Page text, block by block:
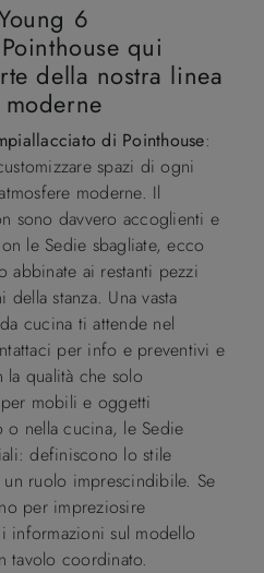
6
qui
della nostra linea
di Pointhouse:
spazi di ogni
moderne. Il
sono davvero accoglienti e
le Sedie sbagliate, ecco
abbinate ai restanti pezzi
stanza. Una vasta
cucina ti attende nel
per info e preventivi e
qualità che solo
per mobili e oggetti
nella cucina, le Sedie
definiscono lo stile
ruolo imprescindibile. Se
per impreziosire
informazioni sul modello
tavolo coordinato.